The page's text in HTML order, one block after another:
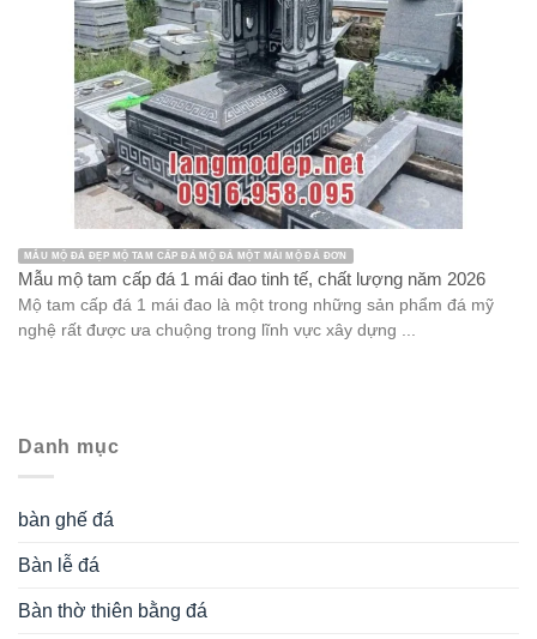
MẪU MỘ ĐÁ ĐẸP MỘ TAM CẤP ĐÁ MỘ ĐÁ MỘT MÁI MỘ ĐÁ ĐƠN
Mẫu mộ tam cấp đá 1 mái đao tinh tế, chất lượng năm 2026
Mộ tam cấp đá 1 mái đao là một trong những sản phẩm đá mỹ
nghệ rất được ưa chuộng trong lĩnh vực xây dựng ...
Danh mục
bàn ghế đá
Bàn lễ đá
Bàn thờ thiên bằng đá